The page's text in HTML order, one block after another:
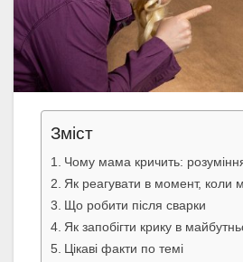
Зміст
Чому мама кричить:
Як реагувати в момент, коли
Що робити після сварки
Як запобігти крику в
Цікаві факти по темі